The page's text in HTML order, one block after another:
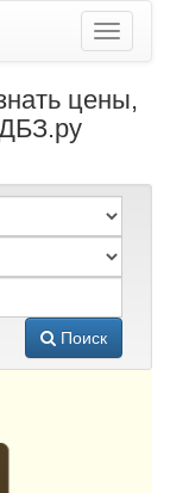
цены,
Поиск